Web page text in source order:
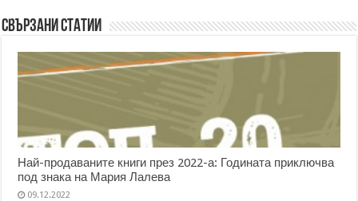
Свързани статии
Най-продаваните книги през 2022-а: Годината приключва
под знака на Мария Лалева
09.12.2022